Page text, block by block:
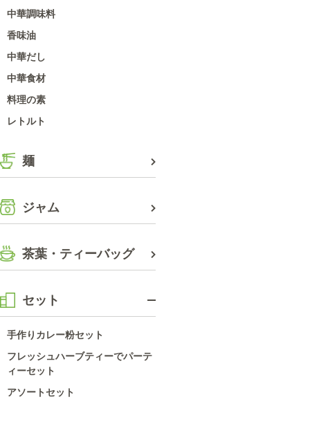
中華調味料
香味油
中華だし
中華食材
料理の素
レトルト
麺
ジャム
茶葉・ティーバッグ
セット
手作りカレー粉セット
フレッシュハーブティーでパーテ
ィーセット
アソートセット